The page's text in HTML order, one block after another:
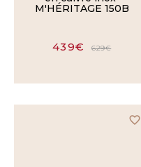
M'HÉRITAGE 150B
439€ 629€
favorite_border